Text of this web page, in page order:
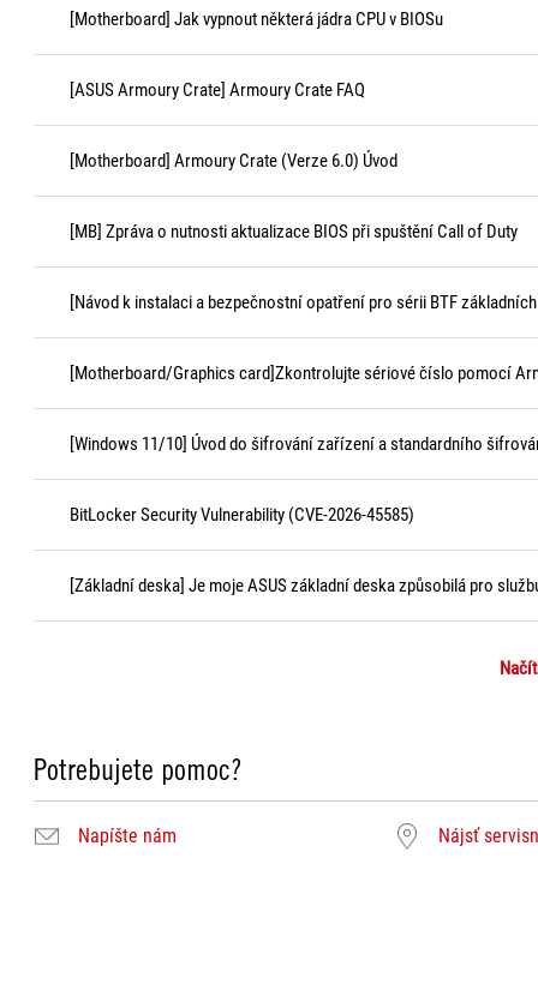
[Motherboard] Jak vypnout některá jádra CPU v BIOSu
[ASUS Armoury Crate] Armoury Crate FAQ
[Motherboard] Armoury Crate (Verze 6.0) Úvod
[MB] Zpráva o nutnosti aktualizace BIOS při spuštění Call of Duty
[Návod k instalaci a bezpečnostní opatření pro sérii BTF
[Motherboard/Graphics card]Zkontrolujte sériové číslo pomocí
[Windows 11/10] Úvod do šifrování zařízení a standardního
BitLocker Security Vulnerability (CVE-2026-45585)
[Základní deska] Je moje ASUS základní deska způsobilá pro
Potrebujete pomoc?
Napíšte nám Nájsť